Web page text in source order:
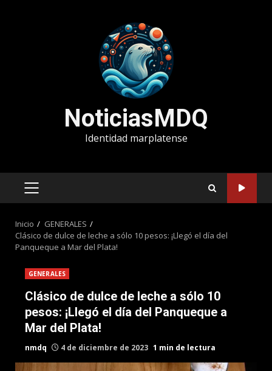
NoticiasMDQ
Identidad marplatense
MENÚ
Inicio
GENERALES
Clásico de dulce de leche a sólo 10 pesos: ¡Llegó el día del
Panqueque a Mar del Plata!
GENERALES
Clásico de dulce de leche a sólo 10
pesos: ¡Llegó el día del Panqueque a
Mar del Plata!
nmdq 4 de diciembre de 2023 1 min de lectura